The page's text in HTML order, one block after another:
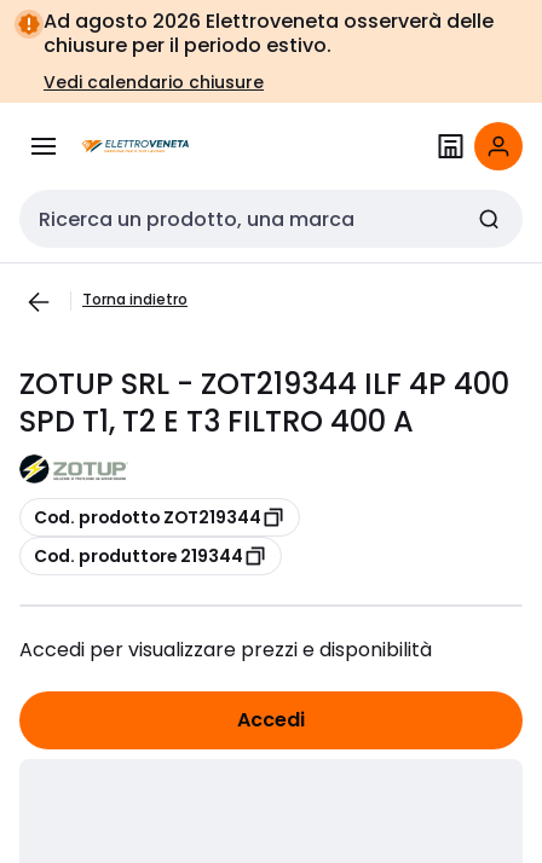
Vai alla
navigazione
Vai
alla
pagina
Ad agosto 2026 Elettroveneta osserverà delle
chiusure per il periodo estivo.
Vedi calendario chiusure
Cerca input
Torna indietro
ZOTUP SRL - ZOT219344 ILF 4P 400
SPD T1, T2 E T3 FILTRO 400 A
copia
Cod. prodotto ZOT219344
copia
Cod. produttore 219344
Accedi per visualizzare prezzi e disponibilità
Accedi